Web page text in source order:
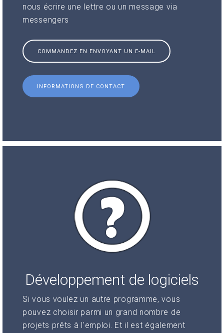
nous écrire une lettre ou un message via
messengers
COMMANDEZ EN ENVOYANT UN E-MAIL
INFORMATIONS DE CONTACT
Développement de logiciels
Si vous voulez un autre programme, vous
pouvez choisir parmi un grand nombre de
projets prêts à l'emploi. Et il est également